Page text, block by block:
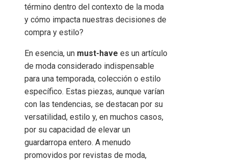
término dentro del contexto de la moda
y cómo impacta nuestras decisiones de
compra y estilo?
En esencia, un must-have es un artículo
de moda considerado indispensable
para una temporada, colección o estilo
específico. Estas piezas, aunque varían
con las tendencias, se destacan por su
versatilidad, estilo y, en muchos casos,
por su capacidad de elevar un
guardarropa entero. A menudo
promovidos por revistas de moda,